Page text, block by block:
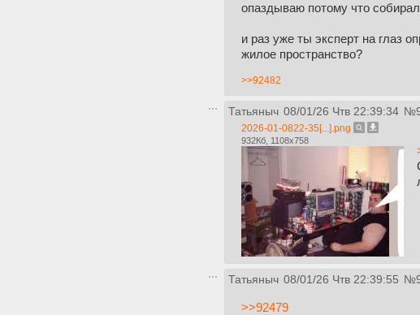
опаздываю потому что
и раз уже ты эксперт на глаз
жилое пространство?
>>92482
Татьяныч 08/01/26 Чтв 22:39:34 №
2026-01-0822-35[...].png
932Кб, 1108x758
Татьяныч 08/01/26 Чтв 22:39:55 №
>>92479